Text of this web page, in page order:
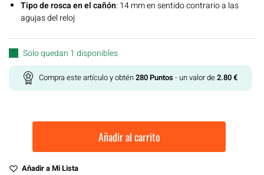
Tipo de rosca en el cañón: 14 mm en sentido contrario a las
agujas del reloj
Solo quedan 1 disponibles
Compra este artículo y obtén280Puntos - un valor de2.80€
Añadir al carrito
Añadir a Mi Lista